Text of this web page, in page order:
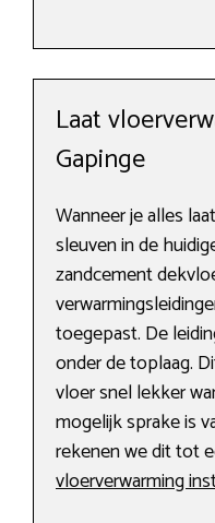
Laat
Gapinge
Wanneer je alles
sleuven in de
zandcement
toegepast. De
onder de toplaag.
vloer snel lekker
mogelijk sprake is
rekenen we dit tot
vloerverwarming